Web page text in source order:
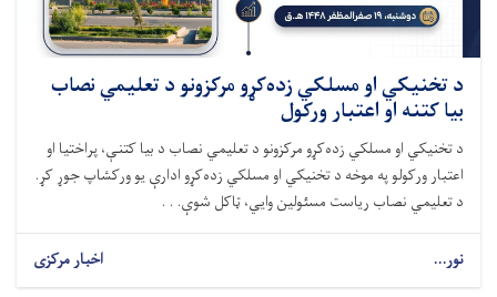
د تخنیکي او مسلکي زده‌کړو مرکزونو د تعلیمي نصاب
بیا کتنه او اعتبار ورکول
د تخنیکي او مسلکي زده‌کړو مرکزونو د تعلیمي نصاب د بیا کتنې، پراختیا او
اعتبار ورکولو په موخه د تخنیکي او مسلکي زده‌کړو ادارې یو ورکشاپ جوړ کړ.
د تعلیمي نصاب ریاست مسئولین وایي، ټاکل شوې. . .
نور... اخبار مرکزی